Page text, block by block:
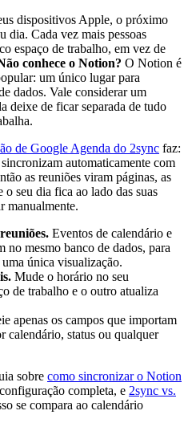
dispositivos Apple, o próximo
dia. Cada vez mais pessoas
espaço de trabalho, em vez de
conhece o Notion? O Notion é
um único lugar para
dados. Vale considerar um
deixe de ficar separada de tudo
de Google Agenda do 2sync faz:
automaticamente com
as reuniões viram páginas, as
seu dia fica ao lado das suas
manualmente.
Eventos de calendário e
no mesmo banco de dados, para
única visualização.
Mude o horário no seu
de trabalho e o outro atualiza
apenas os campos que importam
calendário, status ou qualquer
sobre como sincronizar o Notion
completa, e 2sync vs.
se compara ao calendário